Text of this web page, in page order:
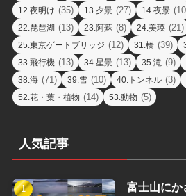
12.夜明け (35) 13.夕景 (27) 14.夜景
22.琵琶湖 (13) 23.阿蘇 (8) 24.美瑛 (21)
25.東京ゲートブリッジ (12) 31.橋 (39)
33.飛行機 (13) 34.星景 (13) 35.滝 (9)
38.海 (71) 39.雪 (10) 40.トンネル (3)
52.花・葉・植物 (14) 53.動物 (5)
人気記事
富士山にか